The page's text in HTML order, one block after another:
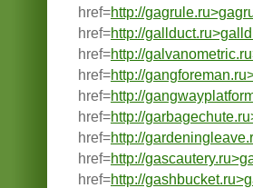
href=http://
href=http://
href=http://
href=http://
href=http://
href=http://
href=http://
href=http://
href=http://